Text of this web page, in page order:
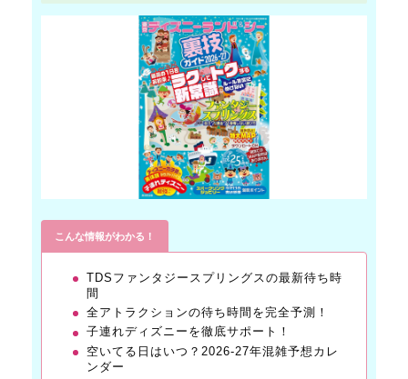
こんな情報がわかる！
TDSファンタジースプリングスの最新待ち時
間
全アトラクションの待ち時間を完全予測！
子連れディズニーを徹底サポート！
空いてる日はいつ？2026-27年混雑予想カレ
ンダー